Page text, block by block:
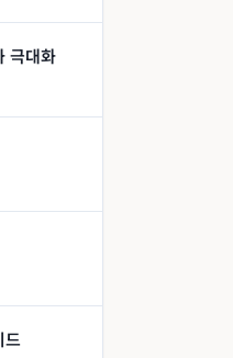
극대화
드